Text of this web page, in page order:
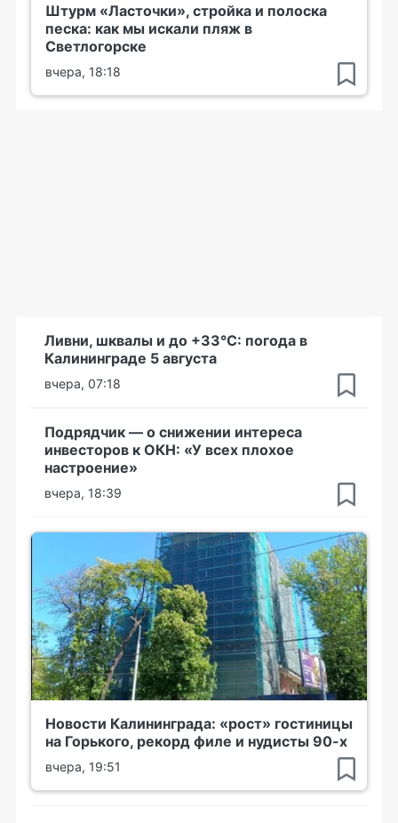
Штурм «Ласточки», стройка и полоска
песка: как мы искали пляж в
Светлогорске
вчера, 18:18
Ливни, шквалы и до +33°С: погода в
Калининграде 5 августа
вчера, 07:18
Подрядчик — о снижении интереса
инвесторов к ОКН: «У всех плохое
настроение»
вчера, 18:39
Новости Калининграда: «рост» гостиницы
на Горького, рекорд филе и нудисты 90-х
вчера, 19:51